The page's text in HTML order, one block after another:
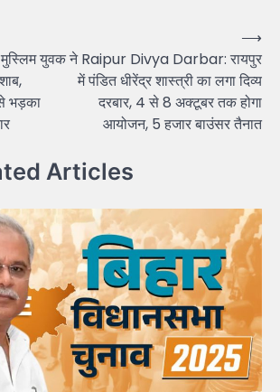
युवक ने
भड़का
Raipur Divya Darbar: रायपुर
में पंडित धीरेंद्र शास्त्री का लगा दिव्य
दरबार, 4 से 8 अक्टूबर तक होगा
आयोजन, 5 हजार बाउंसर तैनात
⟶
Articles